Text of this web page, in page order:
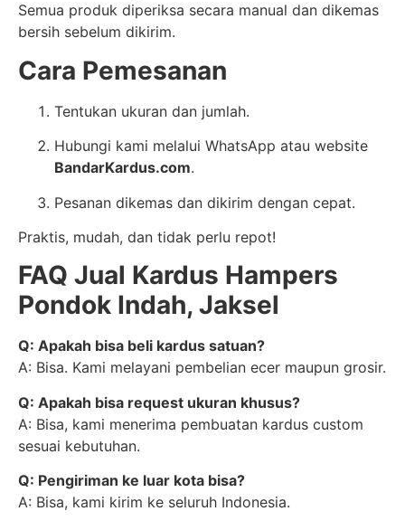
Semua produk diperiksa secara manual dan dikemas
bersih sebelum dikirim.
Cara Pemesanan
Tentukan ukuran dan jumlah.
Hubungi kami melalui WhatsApp atau website
BandarKardus.com.
Pesanan dikemas dan dikirim dengan cepat.
Praktis, mudah, dan tidak perlu repot!
FAQ Jual Kardus Hampers
Pondok Indah, Jaksel
Q: Apakah bisa beli kardus satuan?
A: Bisa. Kami melayani pembelian ecer maupun grosir.
Q: Apakah bisa request ukuran khusus?
A: Bisa, kami menerima pembuatan kardus custom
sesuai kebutuhan.
Q: Pengiriman ke luar kota bisa?
A: Bisa, kami kirim ke seluruh Indonesia.